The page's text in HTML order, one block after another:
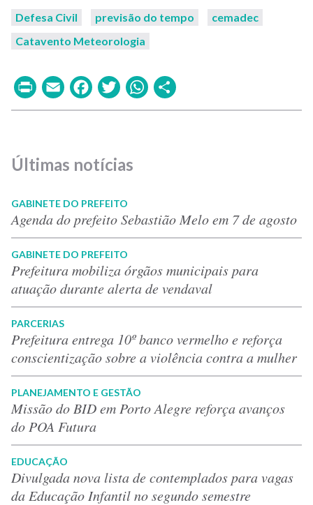
Defesa Civil previsão do tempo
cemadec
Catavento Meteorologia
PrintEmailFacebook
TwitterWhatsApp
Últimas notícias
GABINETE DO PREFEITO
Agenda do prefeito Sebastião Melo em 7 de agosto
GABINETE DO PREFEITO
Prefeitura mobiliza órgãos municipais para
atuação durante alerta de vendaval
PARCERIAS
Prefeitura entrega 10º banco vermelho e reforça
conscientização sobre a violência contra a mulher
PLANEJAMENTO E GESTÃO
Missão do BID em Porto Alegre reforça avanços
do POA Futura
EDUCAÇÃO
Divulgada nova lista de contemplados para vagas
da Educação Infantil no segundo semestre